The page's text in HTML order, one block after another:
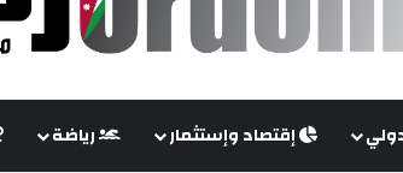
إقتصاد وإستثمار رياضة